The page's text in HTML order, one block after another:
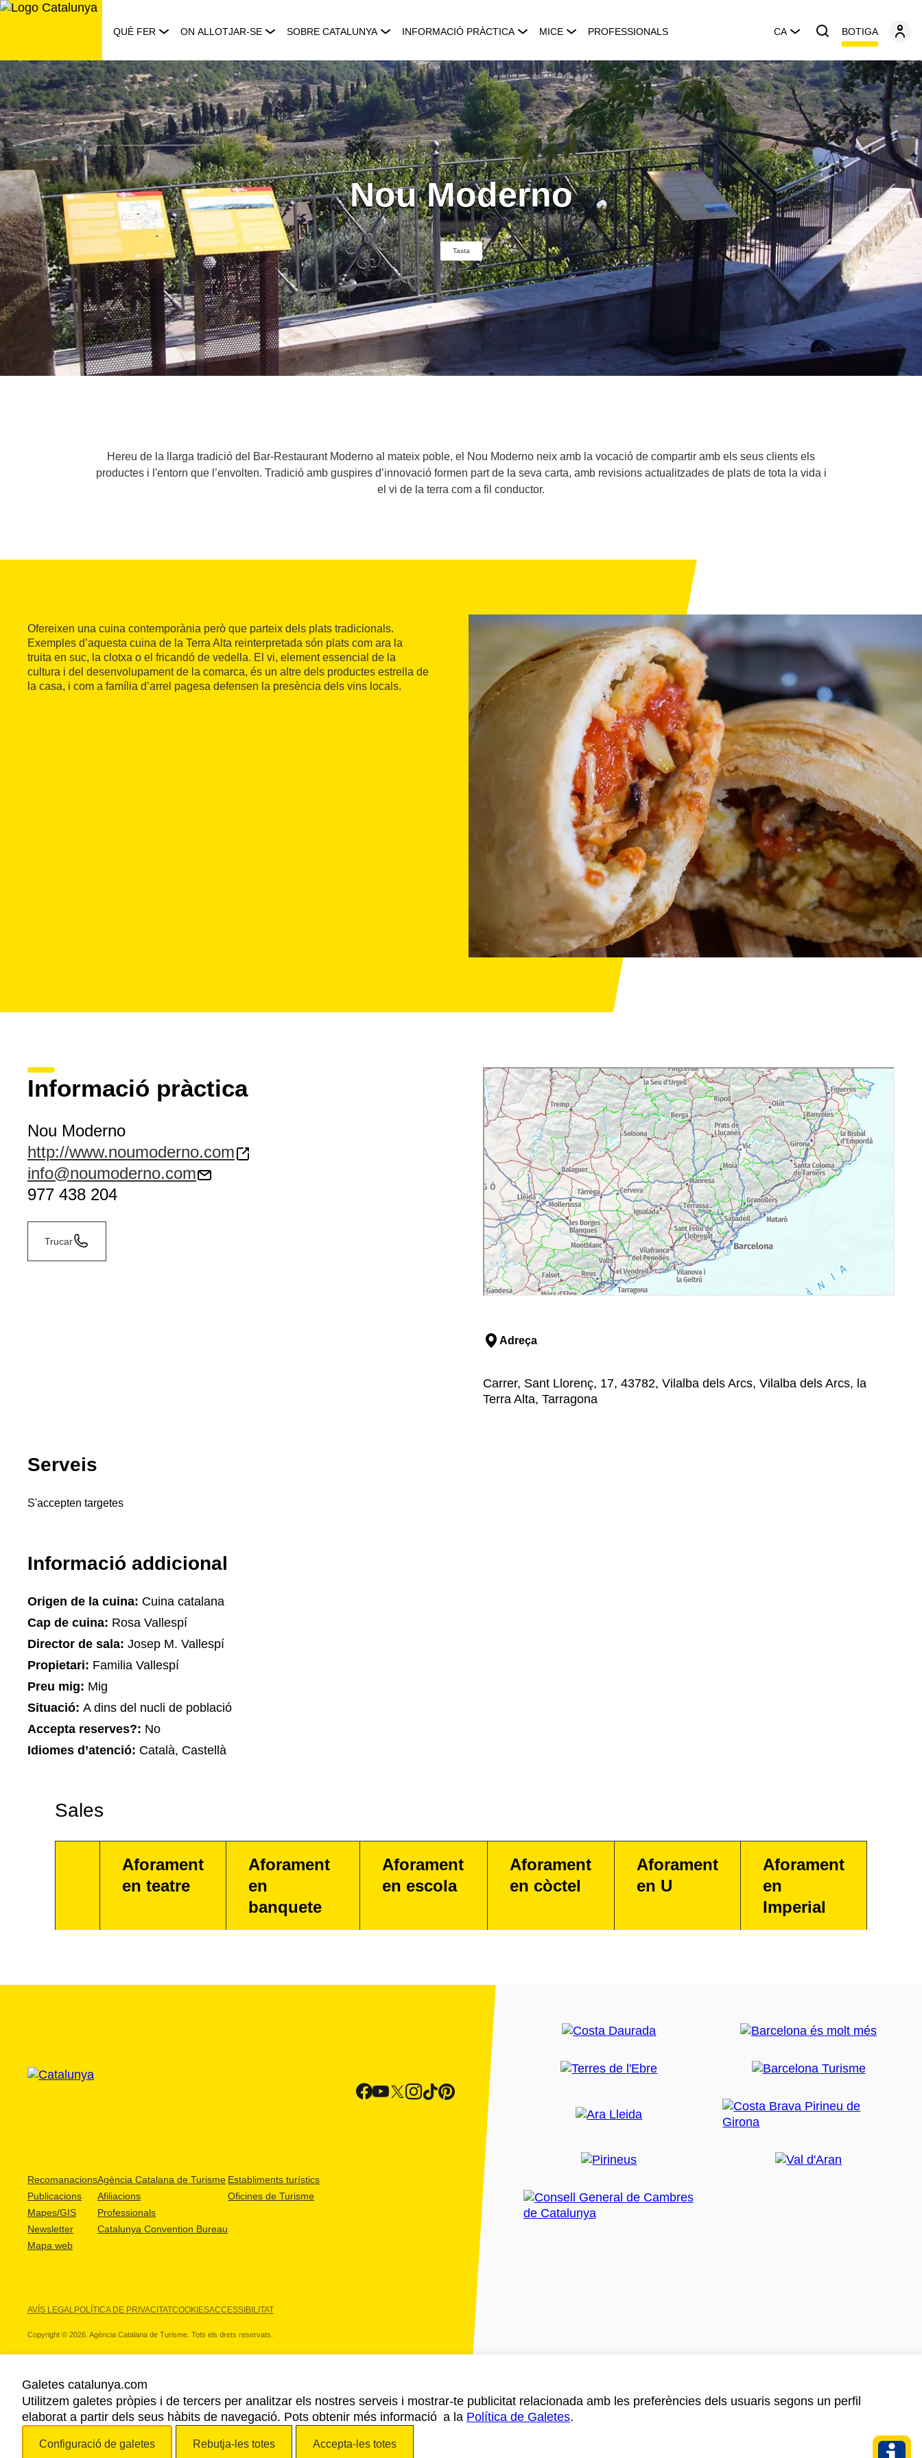
Saltar
QUÈ FER ON ALLOTJAR-SE SOBRE CATALUNYA INFORMACIÓ PRÀCTICA MICE PROFESSIONALS CA BOTIGA
Nou Moderno
Tasta
Hereu de la llarga tradició del Bar-Restaurant Moderno al mateix poble, el Nou Moderno neix amb la vocació de compartir amb els seus clients els
productes i l'entorn que l’envolten. Tradició amb guspires d’innovació formen part de la seva carta, amb revisions actualitzades de plats de tota la vida i
el vi de la terra com a fil conductor.
Ofereixen una cuina contemporània però que parteix dels plats tradicionals.
Exemples d’aquesta cuina de la Terra Alta reinterpretada són plats com ara la
truita en suc, la clotxa o el fricandó de vedella. El vi, element essencial de la
cultura i del desenvolupament de la comarca, és un altre dels productes estrella de
la casa, i com a família d’arrel pagesa defensen la presència dels vins locals.
Informació pràctica
Nou Moderno
http://www.noumoderno.com
info@noumoderno.com
977 438 204
Trucar
Adreça
Carrer, Sant Llorenç, 17, 43782, Vilalba dels Arcs, Vilalba dels Arcs, la
Terra Alta, Tarragona
Serveis
S'accepten targetes
Informació addicional
Origen de la cuina: Cuina catalana
Cap de cuina: Rosa Vallespí
Director de sala: Josep M. Vallespí
Propietari: Familia Vallespí
Preu mig: Mig
Situació: A dins del nucli de població
Accepta reserves?: No
Idiomes d’atenció: Català, Castellà
Sales
Aforament
en teatre
Aforament
en
banquete
Aforament
en escola
Aforament
en còctel
Aforament
en U
Aforament
en
Imperial
Recomanacions
Publicacions
Mapes/GIS
Newsletter
Mapa web
Agència Catalana de Turisme
Afiliacions
Professionals
Catalunya Convention Bureau
Establiments turístics
Oficines de Turisme
AVÍS LEGALPOLÍTICA DE PRIVACITATCOOKIESACCESSIBILITAT
Copyright © 2026. Agència Catalana de Turisme. Tots els drets reservats.
ELS NOSTRES PARTNERS
Galetes catalunya.com
Utilitzem galetes pròpies i de tercers per analitzar els nostres serveis i mostrar-te publicitat relacionada amb les preferències dels usuaris segons un perfil
elaborat a partir dels seus hàbits de navegació. Pots obtenir més informació a la Política de Galetes.
Configuració de galetes Rebutja-les totes Accepta-les totes